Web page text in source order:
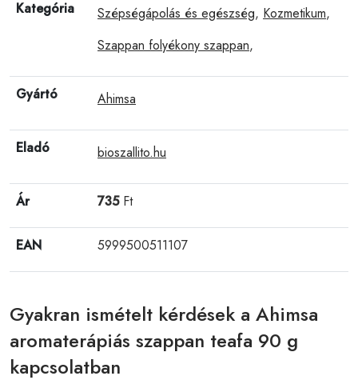
Kategória Szépségápolás és egészség, Kozmetikum,
Szappan folyékony szappan,
Gyártó Ahimsa
Eladó bioszallito.hu
Ár 735Ft
EAN 5999500511107
Gyakran ismételt kérdések a Ahimsa
aromaterápiás szappan teafa 90 g
kapcsolatban